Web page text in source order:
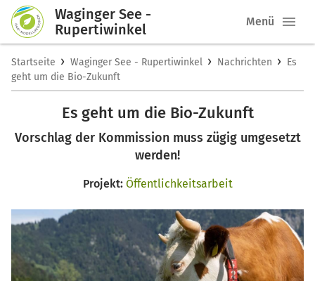
Waginger See -
Rupertiwinkel
Menü
Startseite › Waginger See - Rupertiwinkel › Nachrichten › Es
geht um die Bio-Zukunft
Es geht um die Bio-Zukunft
Vorschlag der Kommission muss zügig umgesetzt
werden!
Projekt: Öffentlichkeitsarbeit